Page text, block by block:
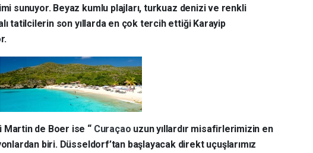
sunuyor. Beyaz kumlu plajları, turkuaz denizi ve renkli
tatilcilerin son yıllarda en çok tercih ettiği Karayip
de Boer ise “ Curaçao uzun yıllardır misafirlerimizin en
biri. Düsseldorf’tan başlayacak direkt uçuşlarımız